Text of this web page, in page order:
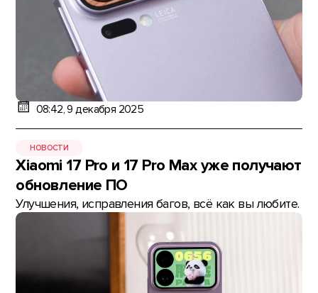
08:42, 9 декабря 2025
НОВОСТИ
Xiaomi 17 Pro и 17 Pro Max уже получают
обновление ПО
Улучшения, исправления багов, всё как вы любите.